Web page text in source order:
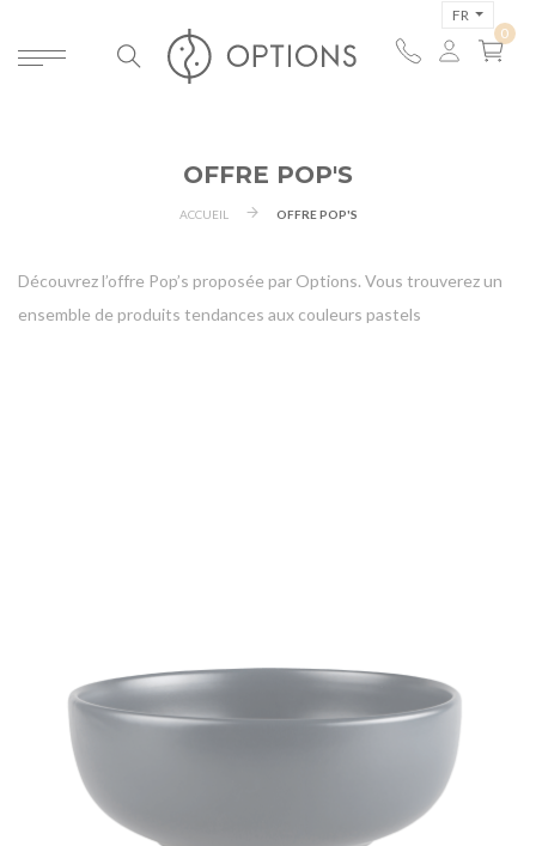
FR
OFFRE POP'S
ACCUEIL OFFRE POP'S
Découvrez l’offre Pop’s proposée par Options. Vous trouverez un
ensemble de produits tendances aux couleurs pastels